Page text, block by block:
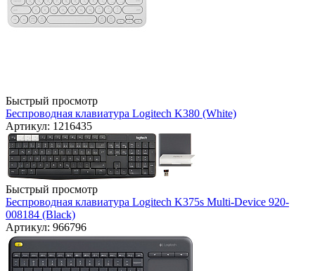
Быстрый просмотр
Беспроводная клавиатура Logitech K380 (White)
Артикул: 1216435
Быстрый просмотр
Беспроводная клавиатура Logitech K375s Multi-Device 920-
008184 (Black)
Артикул: 966796